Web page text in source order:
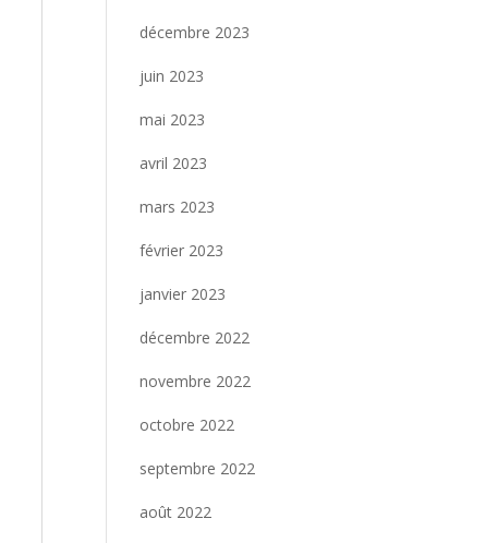
décembre 2023
juin 2023
mai 2023
avril 2023
mars 2023
février 2023
janvier 2023
décembre 2022
novembre 2022
octobre 2022
septembre 2022
août 2022